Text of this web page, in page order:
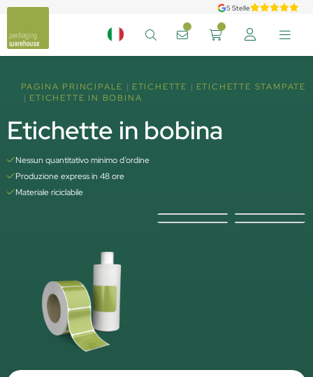
5 Stelle
PAGINA PRINCIPALE ETICHETTE
ETICHETTE STAMPATE
ETICHETTE IN BOBINA
Etichette in bobina
Nessun quantitativo minimo d’ordine
Produzione express in 48 ore
Materiale riciclabile